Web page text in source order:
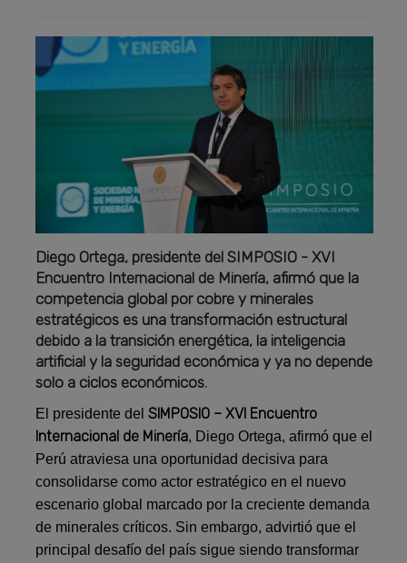
Diego Ortega, presidente del SIMPOSIO - XVI
Encuentro Internacional de Minería, afirmó que la
competencia global por cobre y minerales
estratégicos es una transformación estructural
debido a la transición energética, la inteligencia
artificial y la seguridad económica y ya no depende
solo a ciclos económicos.
El presidente delSIMPOSIO – XVI Encuentro
Internacional de Minería, Diego Ortega, afirmó que el
Perú atraviesa una oportunidad decisiva para
consolidarse como actor estratégico en el nuevo
escenario global marcado por la creciente demanda
de minerales críticos. Sin embargo, advirtió que el
principal desafío del país sigue siendo transformar